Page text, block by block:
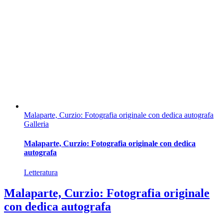
Malaparte, Curzio: Fotografia originale con dedica autografa
Galleria
Malaparte, Curzio: Fotografia originale con dedica
autografa
Letteratura
Malaparte, Curzio: Fotografia originale
con dedica autografa